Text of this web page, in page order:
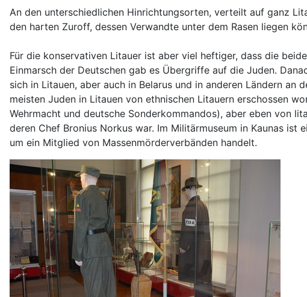
An den unterschiedlichen Hinrichtungsorten, verteilt auf ganz
den harten Zuroff, dessen Verwandte unter dem Rasen liegen
Für die konservativen Litauer ist aber viel heftiger, dass die
Einmarsch der Deutschen gab es Übergriffe auf die Juden.
sich in Litauen, aber auch in Belarus und in anderen Ländern
meisten Juden in Litauen von ethnischen Litauern erschossen
Wehrmacht und deutsche Sonderkommandos), aber eben von
deren Chef Bronius Norkus war. Im Militärmuseum in Kaunas
um ein Mitglied von Massenmörderverbänden handelt.